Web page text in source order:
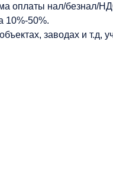
оплаты нал/безнал/
10%-50%.
заводах и т.д,